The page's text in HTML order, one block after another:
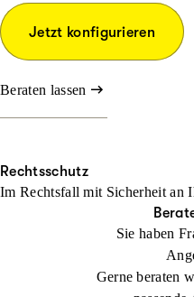
Jetzt konfigurieren
Beraten lassen
Rechtsschutz
Im Rechtsfall mit Sicher­heit an
Sie haben
Gerne beraten